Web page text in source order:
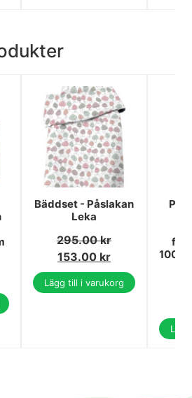
Bäddset - Påslakan
Leka
295.00kr
153.00 kr
Lägg till i varukorg